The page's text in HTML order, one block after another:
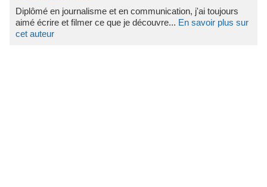
Diplômé en journalisme et en communication, j'ai toujours
aimé écrire et filmer ce que je découvre... En savoir plus sur
cet auteur